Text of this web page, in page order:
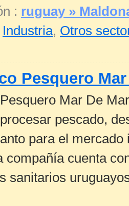
: ruguay »
Industria, Otros
Pesquero
Mar De
pescado,
para el
compañía cuenta
sanitarios